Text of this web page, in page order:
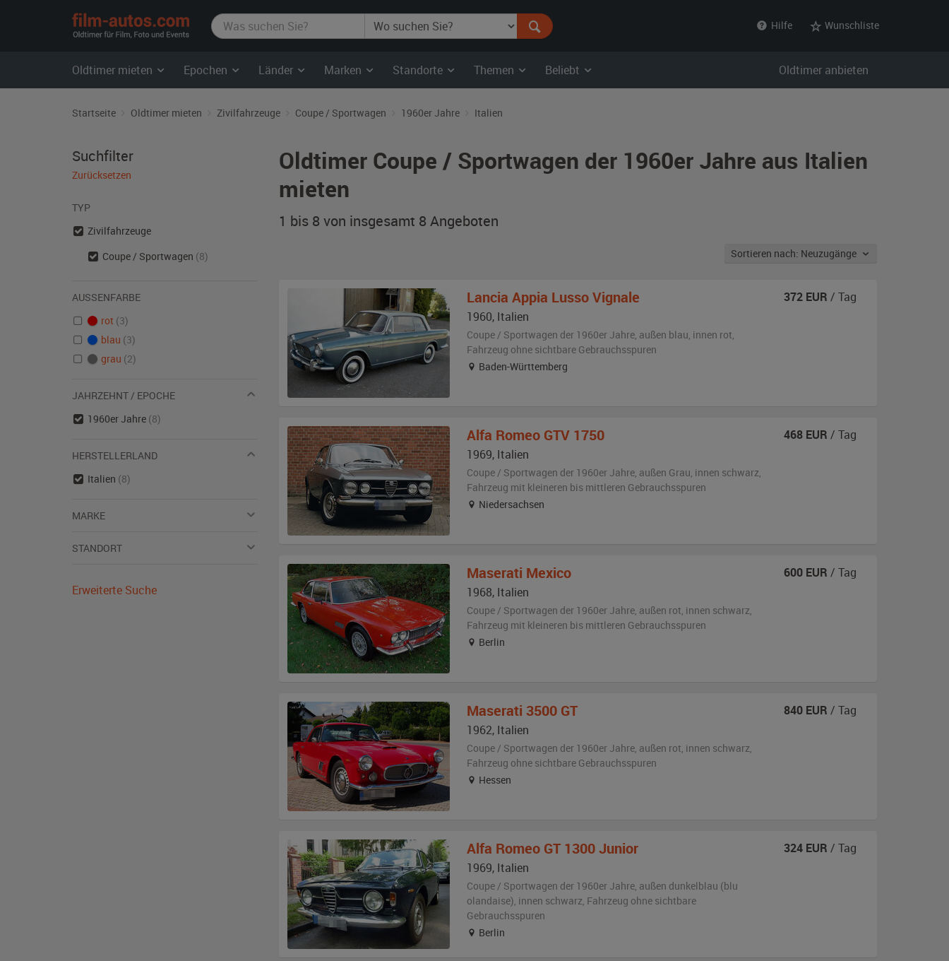
film-
autos.com
Hilfe Wunschliste
Oldtimer mieten Epochen Länder Marken Standorte Themen Beliebt Oldtimer anbieten
Startseite Oldtimer mieten Zivilfahrzeuge Coupe / Sportwagen 1960er Jahre Italien
Oldtimer Coupe / Sportwagen der 1960er Jahre aus Italien
mieten
1 bis 8 von insgesamt 8 Angeboten
Sortieren nach: Neuzugänge
Lancia Appia Lusso Vignale
1960, Italien
Coupe / Sportwagen der 1960er Jahre, außen blau, innen rot,
Fahrzeug ohne sichtbare Gebrauchsspuren
Baden-Württemberg
372 EUR / Tag
Alfa Romeo GTV 1750
1969, Italien
Coupe / Sportwagen der 1960er Jahre, außen Grau, innen schwarz,
Fahrzeug mit kleineren bis mittleren Gebrauchsspuren
Niedersachsen
468 EUR / Tag
Maserati Mexico
1968, Italien
Coupe / Sportwagen der 1960er Jahre, außen rot, innen schwarz,
Fahrzeug mit kleineren bis mittleren Gebrauchsspuren
Berlin
600 EUR / Tag
Maserati 3500 GT
1962, Italien
Coupe / Sportwagen der 1960er Jahre, außen rot, innen schwarz,
Fahrzeug ohne sichtbare Gebrauchsspuren
Hessen
840 EUR / Tag
Alfa Romeo GT 1300 Junior
1969, Italien
Coupe / Sportwagen der 1960er Jahre, außen dunkelblau (blu
olandaise), innen schwarz, Fahrzeug ohne sichtbare
Gebrauchsspuren
Berlin
324 EUR / Tag
Suchfilter
Zurücksetzen
TYP
Zivilfahrzeuge
Coupe / Sportwagen (8)
AUSSENFARBE
rot (3)
blau (3)
grau (2)
JAHRZEHNT / EPOCHE
1960er Jahre (8)
HERSTELLERLAND
Italien (8)
MARKE
STANDORT
Erweiterte Suche